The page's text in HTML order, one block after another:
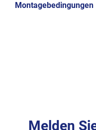
Montagebedingungen
Melden